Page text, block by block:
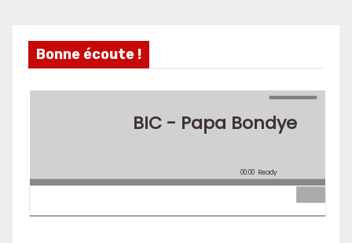
Bonne écoute !
BIC - Papa Bondye
00:00 Ready